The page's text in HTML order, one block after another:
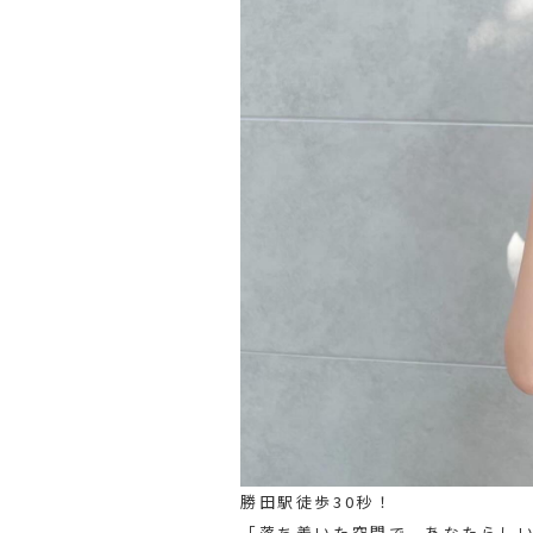
勝田駅徒歩30秒！